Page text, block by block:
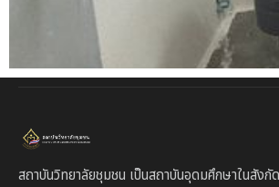
สถาบันวิทยาลัยชุมชน เป็นสถาบันอุดมศึกษาในสังกั